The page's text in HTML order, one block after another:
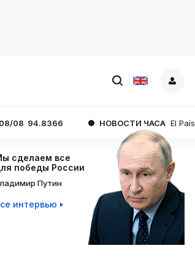
НОВОСТИ ЧАСА El País: власти
сделаем все
победы России
Путин
интервью